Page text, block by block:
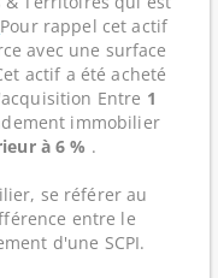
Pour rappel cet actif
avec une surface
actif a été acheté
Entre 1
immobilier
à 6 % .
se référer au
entre le
d'une SCPI.